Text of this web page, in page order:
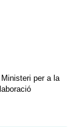
per a la